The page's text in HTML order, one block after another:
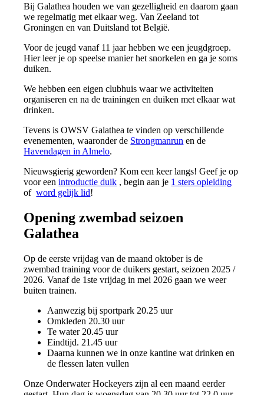
Bij Galathea houden we van gezelligheid en daarom gaan
we regelmatig met elkaar weg. Van Zeeland tot
Groningen en van Duitsland tot België.
Voor de jeugd vanaf 11 jaar hebben we een jeugdgroep.
Hier leer je op speelse manier het snorkelen en ga je soms
duiken.
We hebben een eigen clubhuis waar we activiteiten
organiseren en na de trainingen en duiken met elkaar wat
drinken.
Tevens is OWSV Galathea te vinden op verschillende
evenementen, waaronder de Strongmanrun en de
Havendagen in Almelo.
Nieuwsgierig geworden? Kom een keer langs! Geef je op
voor eenintroductie duik , begin aan je 1 sters opleiding
ofword gelijk lid!
Opening zwembad seizoen
Galathea
Op de eerste vrijdag van de maand oktober is de
zwembad training voor de duikers gestart, seizoen 2025 /
2026. Vanaf de 1ste vrijdag in mei 2026 gaan we weer
buiten trainen.
Aanwezig bij sportpark 20.25 uur
Omkleden 20.30 uur
Te water 20.45 uur
Eindtijd. 21.45 uur
Daarna kunnen we in onze kantine wat drinken en
de flessen laten vullen
Onze Onderwater Hockeyers zijn al een maand eerder